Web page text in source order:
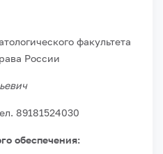
факультета
России
89181524030
обеспечения: